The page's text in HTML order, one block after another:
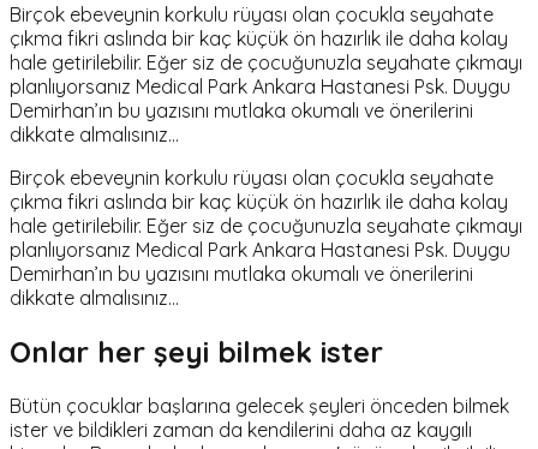
Birçok ebeveynin korkulu rüyası olan çocukla seyahate
çıkma fikri aslında bir kaç küçük ön hazırlık ile daha kolay
hale getirilebilir. Eğer siz de çocuğunuzla seyahate çıkmayı
planlıyorsanız Medical Park Ankara Hastanesi Psk. Duygu
Demirhan’ın bu yazısını mutlaka okumalı ve önerilerini
dikkate almalısınız…
Birçok ebeveynin korkulu rüyası olan çocukla seyahate
çıkma fikri aslında bir kaç küçük ön hazırlık ile daha kolay
hale getirilebilir. Eğer siz de çocuğunuzla seyahate çıkmayı
planlıyorsanız Medical Park Ankara Hastanesi Psk. Duygu
Demirhan’ın bu yazısını mutlaka okumalı ve önerilerini
dikkate almalısınız…
Onlar her şeyi bilmek ister
Bütün çocuklar başlarına gelecek şeyleri önceden bilmek
ister ve bildikleri zaman da kendilerini daha az kaygılı